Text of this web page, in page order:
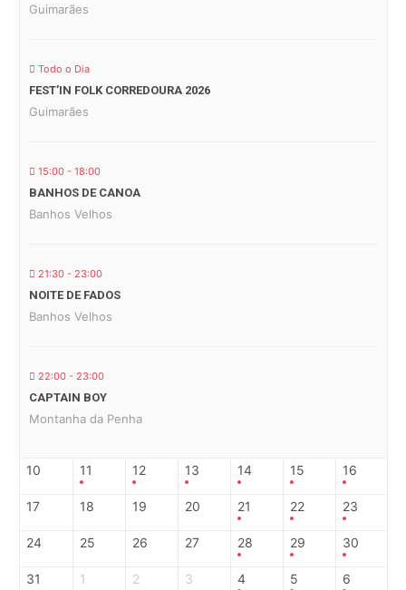
Guimarães
Todo o Dia
FEST’IN FOLK CORREDOURA 2026
Guimarães
15:00 - 18:00
BANHOS DE CANOA
Banhos Velhos
21:30 - 23:00
NOITE DE FADOS
Banhos Velhos
22:00 - 23:00
CAPTAIN BOY
Montanha da Penha
10 11 12 13 14 15 16
17 18 19 20 21 22 23
24 25 26 27 28 29 30
31 1 2 3 4 5 6